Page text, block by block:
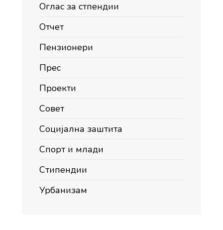
Оглас за стпендии
Отчет
Пензионери
Прес
Проекти
Совет
Социјална заштита
Спорт и млади
Стипендии
Урбанизам